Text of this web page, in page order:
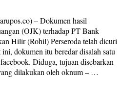
– Dokumen hasil
(OJK) terhadap PT Bank
Hilir (Rohil) Perseroda telah dicuri
dokumen itu beredar disalah satu
Diduga, tujuan disebarkan
dilakukan oleh oknum – …